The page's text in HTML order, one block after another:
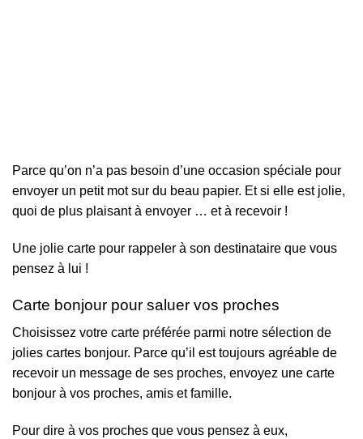
Parce qu’on n’a pas besoin d’une occasion spéciale pour
envoyer un petit mot sur du beau papier. Et si elle est jolie,
quoi de plus plaisant à envoyer … et à recevoir !
Une jolie carte pour rappeler à son destinataire que vous
pensez à lui !
Carte bonjour pour saluer vos proches
Choisissez votre carte préférée parmi notre sélection de
jolies cartes bonjour. Parce qu’il est toujours agréable de
recevoir un message de ses proches, envoyez une carte
bonjour à vos proches, amis et famille.
Pour dire à vos proches que vous pensez à eux,